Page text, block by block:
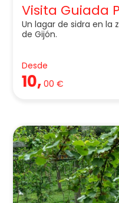
Visita Guiada
Un lagar de sidra en la
de Gijón.
Desde
10, 00 €